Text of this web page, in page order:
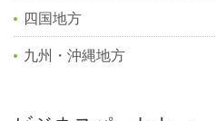
四国地方
九州・沖縄地方